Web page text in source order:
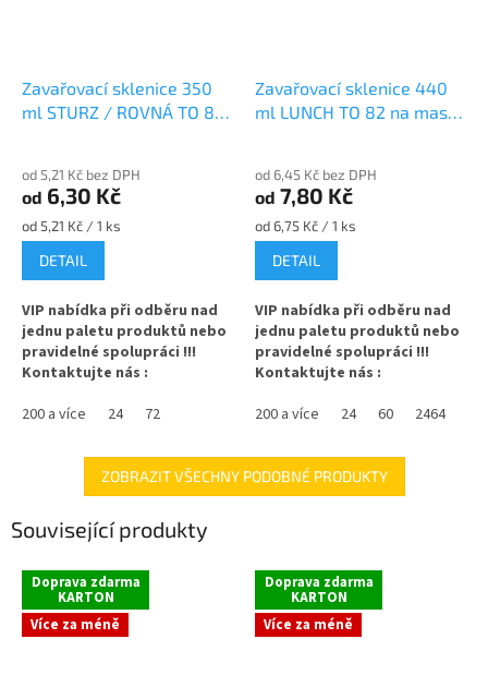
Zavařovací sklenice 350
ml STURZ / ROVNÁ TO 82
od 5,21 Kč bez DPH
od 6,30 Kč
Měrná
cena:
od 5,21 Kč / 1 ks
DETAIL
VIP nabídka při odběru nad
jednu paletu produktů nebo
pravidelné spolupráci !!!
Kontaktujte nás :
STURZ / ROVNÁ vhodná na
maso, kimchi, marmeládu i na
✅Zavařovací sklenice 350 ml s
✅ Twist Off šroubový uzávěr
uzavřete rukou
200 a více 24 72
Zavařovací sklenice 440
ml LUNCH TO 82 na maso
od 6,45 Kč bez DPH
od 7,80 Kč
Měrná
cena:
od 6,75 Kč / 1 ks
DETAIL
VIP nabídka při odběru nad
jednu paletu produktů nebo
pravidelné spolupráci !!!
Kontaktujte nás :
Twist Off TO 82 ideální na maso
a paštiku vhodná pro med,
marmelády, džemy, pesto,
✅Zavařovací sklenice obědová
440 ml
✅ Twist Off šroubový uzávěr
200 a více 24 60 2464
ZOBRAZIT VŠECHNY PODOBNÉ PRODUKTY
Související produkty
Doprava zdarma
KARTON
Více za méně
Doprava zdarma
KARTON
Více za méně